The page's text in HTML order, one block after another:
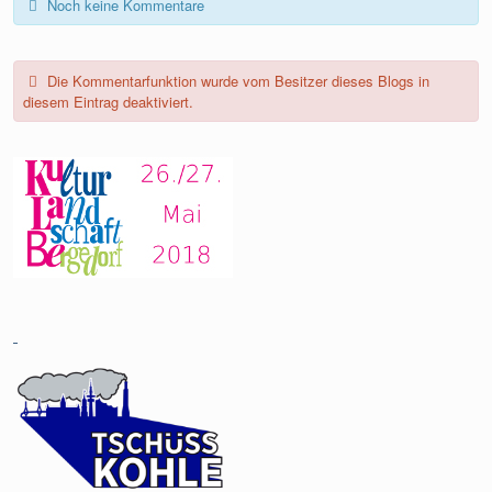
Noch keine Kommentare
Die Kommentarfunktion wurde vom Besitzer dieses Blogs in
diesem Eintrag deaktiviert.